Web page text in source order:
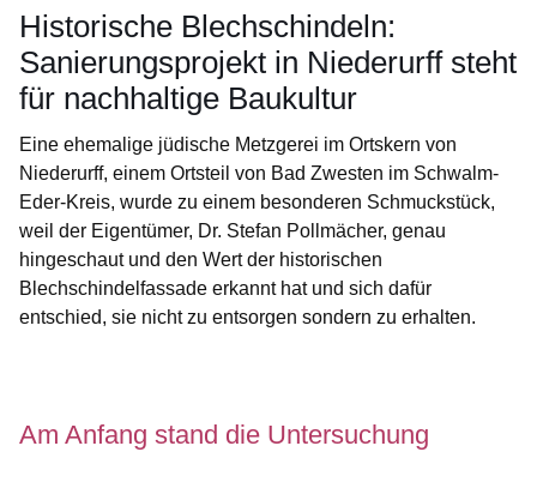
Historische Blechschindeln:
Sanierungsprojekt in Niederurff steht
für nachhaltige Baukultur
Eine ehemalige jüdische Metzgerei im Ortskern von
Niederurff, einem Ortsteil von Bad Zwesten im Schwalm-
Eder-Kreis, wurde zu einem besonderen Schmuckstück,
weil der Eigentümer, Dr. Stefan Pollmächer, genau
hingeschaut und den Wert der historischen
Blechschindelfassade erkannt hat und sich dafür
entschied, sie nicht zu entsorgen sondern zu erhalten.
Am Anfang stand die Untersuchung